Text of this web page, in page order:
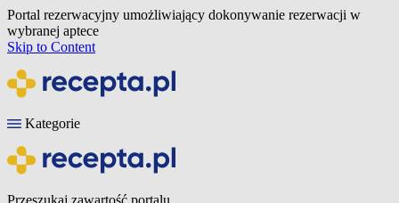
Portal rezerwacyjny umożliwiający dokonywanie rezerwacji w
wybranej aptece
Skip to Content
Kategorie
Przeszukaj zawartość portalu